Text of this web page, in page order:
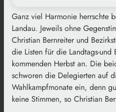
Ganz viel Harmonie herrschte
Landau. Jeweils ohne
Christian Bernreiter und
die Listen für die Landtags-und
kommenden Herbst an. Die
schworen die Delegierten auf
Wahlkampfmonate ein, denn
keine Stimmen, so Christian